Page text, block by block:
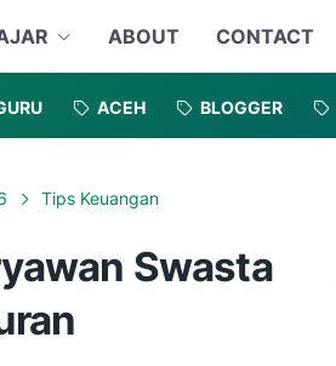
ABOUT CONTACT
ACEH BLOGGER
Tips Keuangan
Swasta